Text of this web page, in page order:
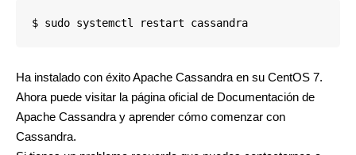
$ sudo systemctl restart cassandra
Ha instalado con éxito Apache Cassandra en su CentOS 7.
Ahora puede visitar la página oficial de Documentación de
Apache Cassandra y aprender cómo comenzar con
Cassandra.